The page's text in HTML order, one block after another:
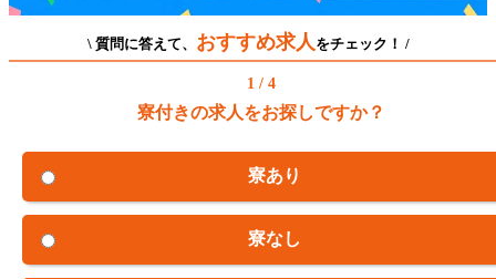
\ 質問に答えて、 おすすめ求人 をチェック！ /
1 / 4
寮付きの求人をお探しですか？
寮あり
寮なし